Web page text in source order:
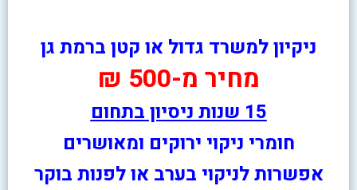
ניקיון למשרד גדול או קטן ברמת גן
מחיר מ-500 ₪
15 שנות ניסיון בתחום
חומרי ניקוי ירוקים ומאושרים
אפשרות לניקוי בערב או לפנות בוקר